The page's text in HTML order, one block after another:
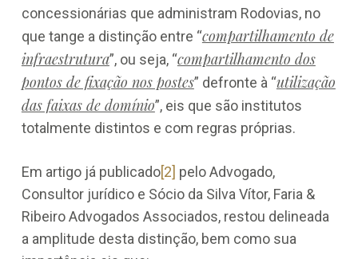
concessionárias que administram Rodovias, no
que tange a distinção entre “compartilhamento de
infraestrutura”, ou seja, “compartilhamento dos
pontos de fixação nos postes” defronte à “utilização
das faixas de domínio”, eis que são institutos
totalmente distintos e com regras próprias.
Em artigo já publicado[2] pelo Advogado,
Consultor jurídico e Sócio da Silva Vítor, Faria &
Ribeiro Advogados Associados, restou delineada
a amplitude desta distinção, bem como sua